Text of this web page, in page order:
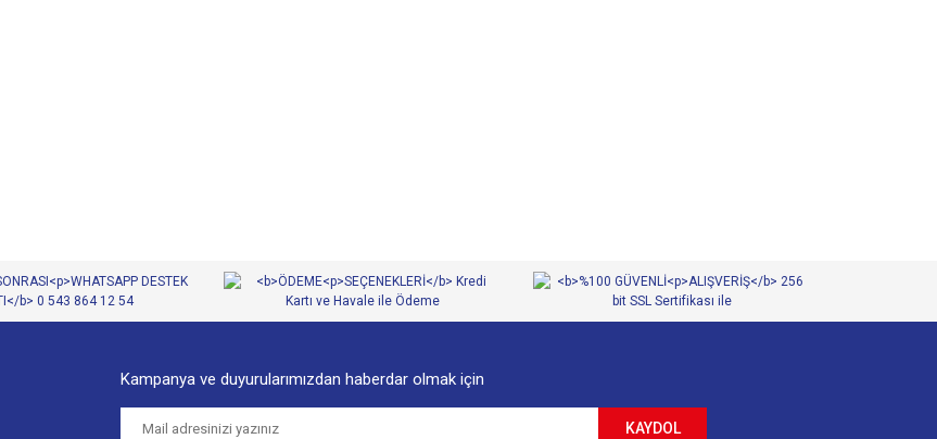
Kampanya ve duyurularımızdan haberdar olmak için
KAYDOL